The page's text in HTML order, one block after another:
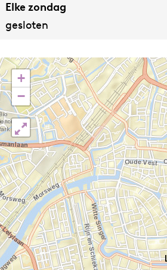
Elke zondag
gesloten
+
−